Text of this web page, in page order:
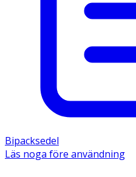
Bipacksedel
Läs noga före användning